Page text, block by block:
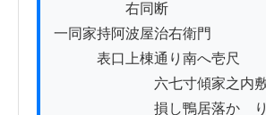
右同断
一同家持阿波屋治右衛門
表口上棟通り南へ壱尺
六七寸傾家之内敷
損し鴨居落かゝり